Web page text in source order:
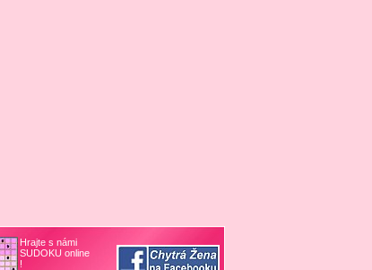
Hrajte s námi
SUDOKU online
!